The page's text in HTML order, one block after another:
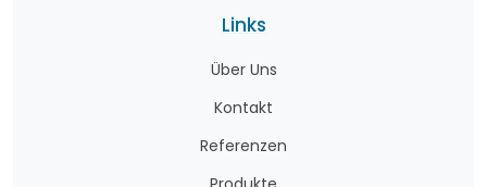
Links
Über Uns
Kontakt
Referenzen